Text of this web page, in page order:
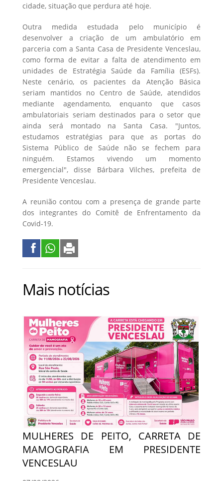
cidade, situação que perdura até hoje.
Outra medida estudada pelo município é
desenvolver a criação de um ambulatório em
parceria com a Santa Casa de Presidente Venceslau,
como forma de evitar a falta de atendimento em
unidades de Estratégia Saúde da Família (ESFs).
Neste cenário, os pacientes da Atenção Básica
seriam mantidos no Centro de Saúde, atendidos
mediante agendamento, enquanto que casos
ambulatoriais seriam destinados para o setor que
ainda será montado na Santa Casa. "Juntos,
estudamos estratégias para que as portas do
Sistema Público de Saúde não se fechem para
ninguém. Estamos vivendo um momento
emergencial", disse Bárbara Vilches, prefeita de
Presidente Venceslau.
A reunião contou com a presença de grande parte
dos integrantes do Comitê de Enfrentamento da
Covid-19.
Mais notícias
MULHERES DE PEITO, CARRETA DE
MAMOGRAFIA EM PRESIDENTE
VENCESLAU